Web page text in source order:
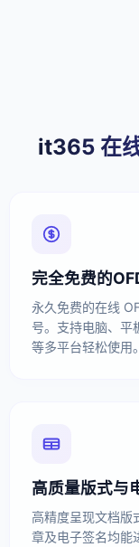
it365 在
完全免费的
永久免费的在线
号。支持电脑、
等多平台轻松使用。
高质量版式与
高精度呈现文档版
章及电子签名均能